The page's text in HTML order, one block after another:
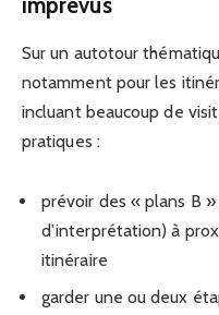
Sur un autotour
notamment pour les
incluant beaucoup de
pratiques :
prévoir des « plans B
d’interprétation) à
itinéraire
garder une ou deux